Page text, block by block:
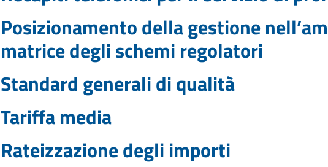
Posizionamento della gestione
matrice degli schemi regolatori
Standard generali di qualità
Tariffa media
Rateizzazione degli importi